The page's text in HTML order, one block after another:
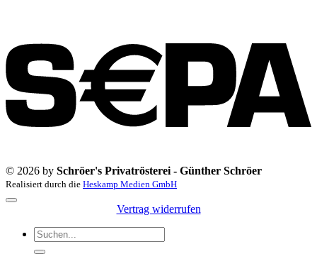
© 2026 by Schröer's Privatrösterei - Günther Schröer
Realisiert durch die Heskamp Medien GmbH
Vertrag widerrufen
Suchen
nach: